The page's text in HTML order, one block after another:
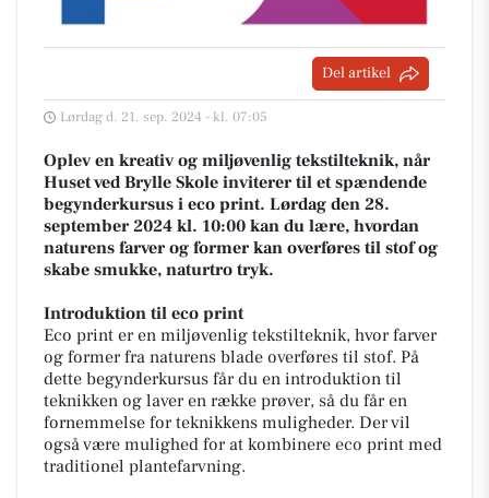
Del artikel
Lørdag d. 21. sep. 2024 - kl. 07:05
Oplev en kreativ og miljøvenlig tekstilteknik, når
Huset ved Brylle Skole inviterer til et spændende
begynderkursus i eco print. Lørdag den 28.
september 2024 kl. 10:00 kan du lære, hvordan
naturens farver og former kan overføres til stof og
skabe smukke, naturtro tryk.
Introduktion til eco print
Eco print er en miljøvenlig tekstilteknik, hvor farver
og former fra naturens blade overføres til stof. På
dette begynderkursus får du en introduktion til
teknikken og laver en række prøver, så du får en
fornemmelse for teknikkens muligheder. Der vil
også være mulighed for at kombinere eco print med
traditionel plantefarvning.